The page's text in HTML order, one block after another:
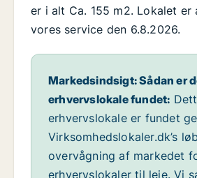
er i alt Ca. 155 m2. Lokalet er
vores service den 6.8.2026.
Markedsindsigt: Sådan er
erhvervslokale fundet:
erhvervslokale er fundet
Virksomhedslokaler.dk’s
overvågning af markedet
erhvervslokaler til leje. Vi